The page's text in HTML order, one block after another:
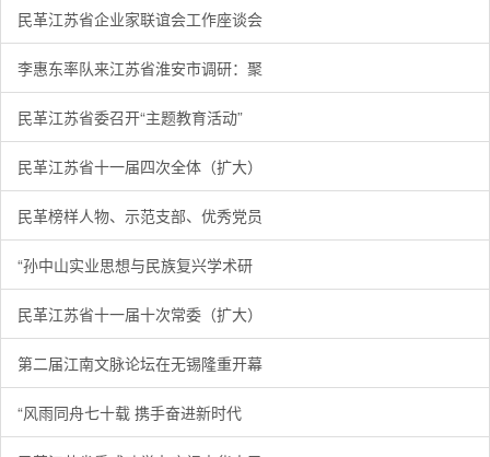
民革江苏省企业家联谊会工作座谈会
李惠东率队来江苏省淮安市调研：聚
民革江苏省委召开“主题教育活动”
民革江苏省十一届四次全体（扩大）
民革榜样人物、示范支部、优秀党员
“孙中山实业思想与民族复兴学术研
民革江苏省十一届十次常委（扩大）
第二届江南文脉论坛在无锡隆重开幕
“风雨同舟七十载 携手奋进新时代